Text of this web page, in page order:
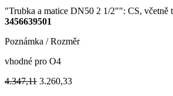
"Trubka a matice DN50 2 1/2"": CS, včetně
3456639501
Poznámka / Rozměr
vhodné pro O4
4.347,11 3.260,33